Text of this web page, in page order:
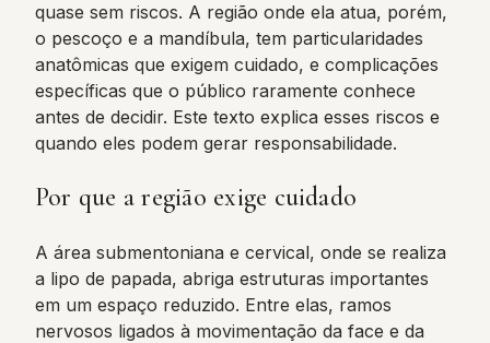
quase sem riscos. A região onde ela atua, porém,
o pescoço e a mandíbula, tem particularidades
anatômicas que exigem cuidado, e complicações
específicas que o público raramente conhece
antes de decidir. Este texto explica esses riscos e
quando eles podem gerar responsabilidade.
Por que a região exige cuidado
A área submentoniana e cervical, onde se realiza
a lipo de papada, abriga estruturas importantes
em um espaço reduzido. Entre elas, ramos
nervosos ligados à movimentação da face e da